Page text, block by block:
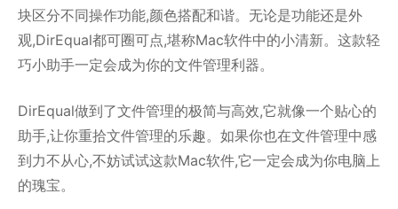
块区分不同操作功能,颜色搭配和谐。无论是功能还是外
观,DirEqual都可圈可点,堪称Mac软件中的小清新。这款轻
巧小助手一定会成为你的文件管理利器。
DirEqual做到了文件管理的极简与高效,它就像一个贴心的
助手,让你重拾文件管理的乐趣。如果你也在文件管理中感
到力不从心,不妨试试这款Mac软件,它一定会成为你电脑上
的瑰宝。